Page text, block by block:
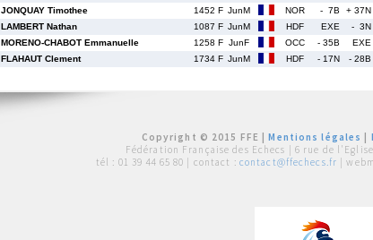
JONQUAY Timothee 1452 F JunM NOR - 7B + 37N
LAMBERT Nathan 1087 F JunM HDF EXE - 3N
MORENO-CHABOT Emmanuelle 1258 F JunF OCC - 35B EXE
FLAHAUT Clement 1734 F JunM HDF - 17N - 28B
Copyright © 2015 FFE |Mentions légales
Fédération Française des Echecs | 6 rue de l'Eglise
tél : 01 39 44 65 80 | contact : contact@ffechecs.fr |